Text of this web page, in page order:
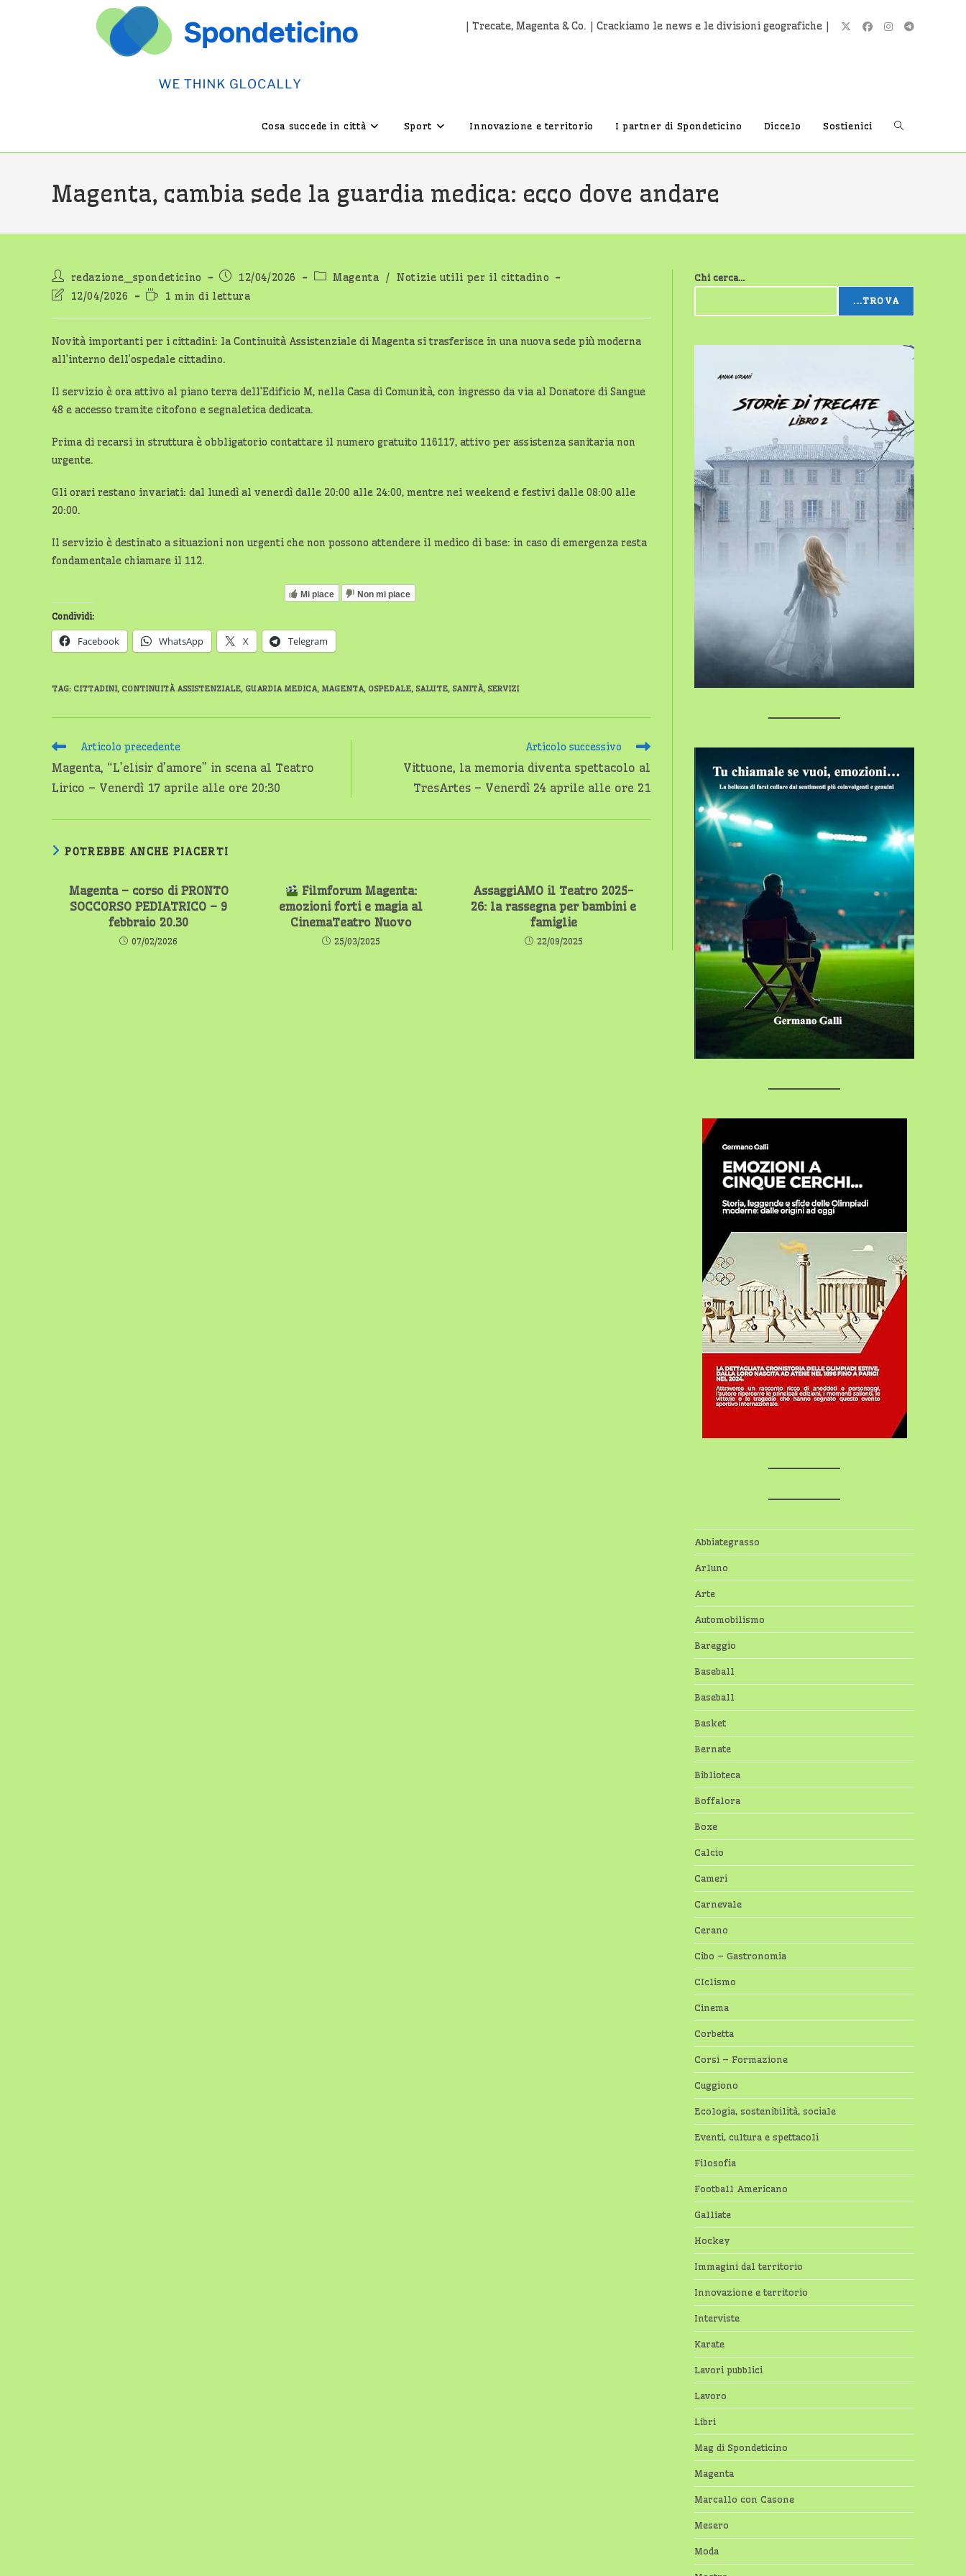
| Trecate, Magenta & Co. | Crackiamo le news e le divisioni geografiche |
Cosa succede in città Sport Innovazione e territorio I partner di Spondeticino Diccelo Sostienici Attiva/
ricerca
sul
Magenta, cambia sede la guardia medica: ecco dove andare
Autore
dell'articolo:
redazione_spondeticino
Articolo
12/04/2026
Categoria
Magenta / Notizie utili per il cittadino
Ultima
dell'articolo:
12/04/2026
Tempo
lettura:
1 min di lettura
Novità importanti per i cittadini: la Continuità Assistenziale di Magenta si trasferisce in una nuova sede più moderna
all’interno dell’ospedale cittadino.
Il servizio è ora attivo al piano terra dell’Edificio M, nella Casa di Comunità, con ingresso da via al Donatore di Sangue
48 e accesso tramite citofono e segnaletica dedicata.
Prima di recarsi in struttura è obbligatorio contattare il numero gratuito 116117, attivo per assistenza sanitaria non
urgente.
Gli orari restano invariati: dal lunedì al venerdì dalle 20:00 alle 24:00, mentre nei weekend e festivi dalle 08:00 alle
20:00.
Il servizio è destinato a situazioni non urgenti che non possono attendere il medico di base: in caso di emergenza resta
fondamentale chiamare il 112.
Mi piace Non mi piace
Condividi:
Facebook WhatsApp X Telegram
TAG: CITTADINI, CONTINUITÀ ASSISTENZIALE, GUARDIA MEDICA, MAGENTA, OSPEDALE, SALUTE, SANITÀ, SERVIZI
Leggi
articoli
Articolo precedente
Magenta, “L’elisir d’amore” in scena al Teatro
Lirico – Venerdì 17 aprile alle ore 20:30
Articolo successivo
Vittuone, la memoria diventa spettacolo al
TresArtes – Venerdì 24 aprile alle ore 21
POTREBBE ANCHE PIACERTI
Magenta – corso di PRONTO
SOCCORSO PEDIATRICO – 9
febbraio 20.30
07/02/2026
Filmforum Magenta:
emozioni forti e magia al
CinemaTeatro Nuovo
25/03/2025
AssaggiAMO il Teatro 2025-
26: la rassegna per bambini e
famiglie
22/09/2025
Chi cerca...
...TROVA
Abbiategrasso
Arluno
Arte
Automobilismo
Bareggio
Baseball
Baseball
Basket
Bernate
Biblioteca
Boffalora
Boxe
Calcio
Cameri
Carnevale
Cerano
Cibo – Gastronomia
CIclismo
Cinema
Corbetta
Corsi – Formazione
Cuggiono
Ecologia, sostenibilità, sociale
Eventi, cultura e spettacoli
Filosofia
Football Americano
Galliate
Hockey
Immagini dal territorio
Innovazione e territorio
Interviste
Karate
Lavori pubblici
Lavoro
Libri
Mag di Spondeticino
Magenta
Marcallo con Casone
Mesero
Moda